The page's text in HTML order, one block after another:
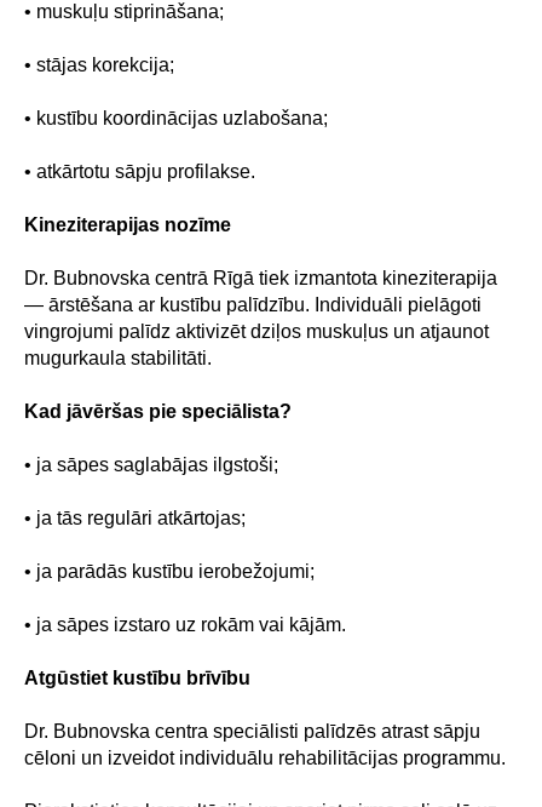
• muskuļu stiprināšana;
• stājas korekcija;
• kustību koordinācijas uzlabošana;
• atkārtotu sāpju profilakse.
Kineziterapijas nozīme
Dr. Bubnovska centrā Rīgā tiek izmantota kineziterapija
— ārstēšana ar kustību palīdzību. Individuāli pielāgoti
vingrojumi palīdz aktivizēt dziļos muskuļus un atjaunot
mugurkaula stabilitāti.
Kad jāvēršas pie speciālista?
• ja sāpes saglabājas ilgstoši;
• ja tās regulāri atkārtojas;
• ja parādās kustību ierobežojumi;
• ja sāpes izstaro uz rokām vai kājām.
Atgūstiet kustību brīvību
Dr. Bubnovska centra speciālisti palīdzēs atrast sāpju
cēloni un izveidot individuālu rehabilitācijas programmu.